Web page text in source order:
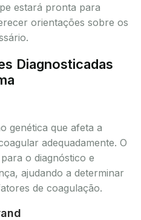
estará pronta para
orientações sobre os
Diagnosticadas
genética que afeta a
adequadamente. O
o diagnóstico e
ajudando a determinar
de coagulação.